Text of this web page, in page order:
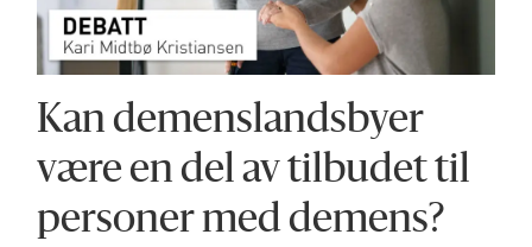
Kan demenslandsbyer
være en del av tilbudet til
personer med demens?